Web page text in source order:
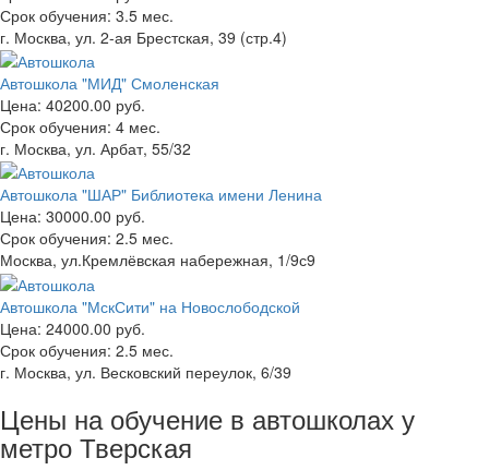
Срок обучения: 3.5 мес.
г. Москва, ул. 2-ая Брестская, 39 (стр.4)
Автошкола "МИД" Смоленская
Цена: 40200.00 руб.
Срок обучения: 4 мес.
г. Москва, ул. Арбат, 55/32
Автошкола "ШАР" Библиотека имени Ленина
Цена: 30000.00 руб.
Срок обучения: 2.5 мес.
Москва, ул.Кремлёвская набережная, 1/9с9
Автошкола "МскСити" на Новослободской
Цена: 24000.00 руб.
Срок обучения: 2.5 мес.
г. Москва, ул. Весковский переулок, 6/39
Цены на обучение в автошколах у
метро Тверская